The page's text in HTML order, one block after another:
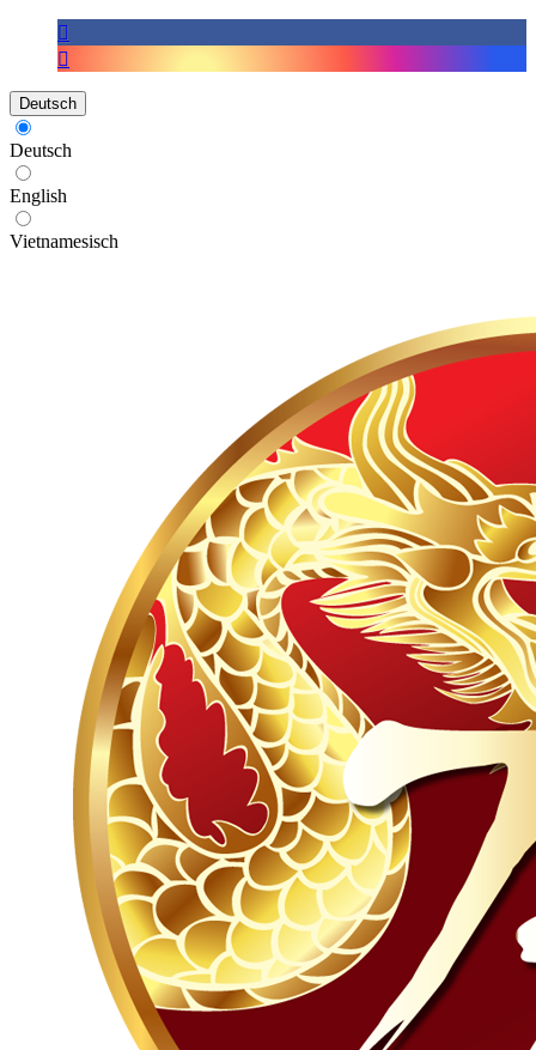
Deutsch
Deutsch
English
Vietnamesisch